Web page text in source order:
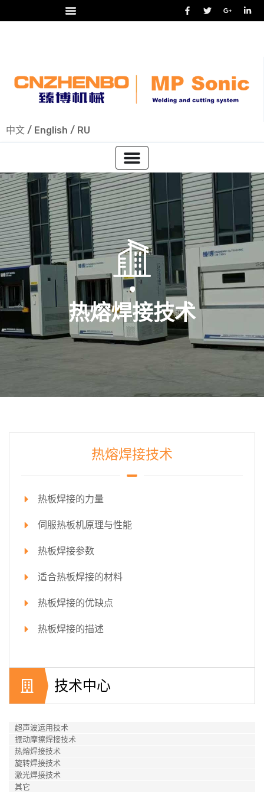
中文 / English / RU
热熔焊接技术
技术中心
超声波运用技术
振动摩擦焊接技术
热熔焊接技术
旋转焊接技术
激光焊接技术
其它
热熔焊接技术
热板焊接的力量
伺服热板机原理与性能
热板焊接参数
适合热板焊接的材料
热板焊接的优缺点
热板焊接的描述